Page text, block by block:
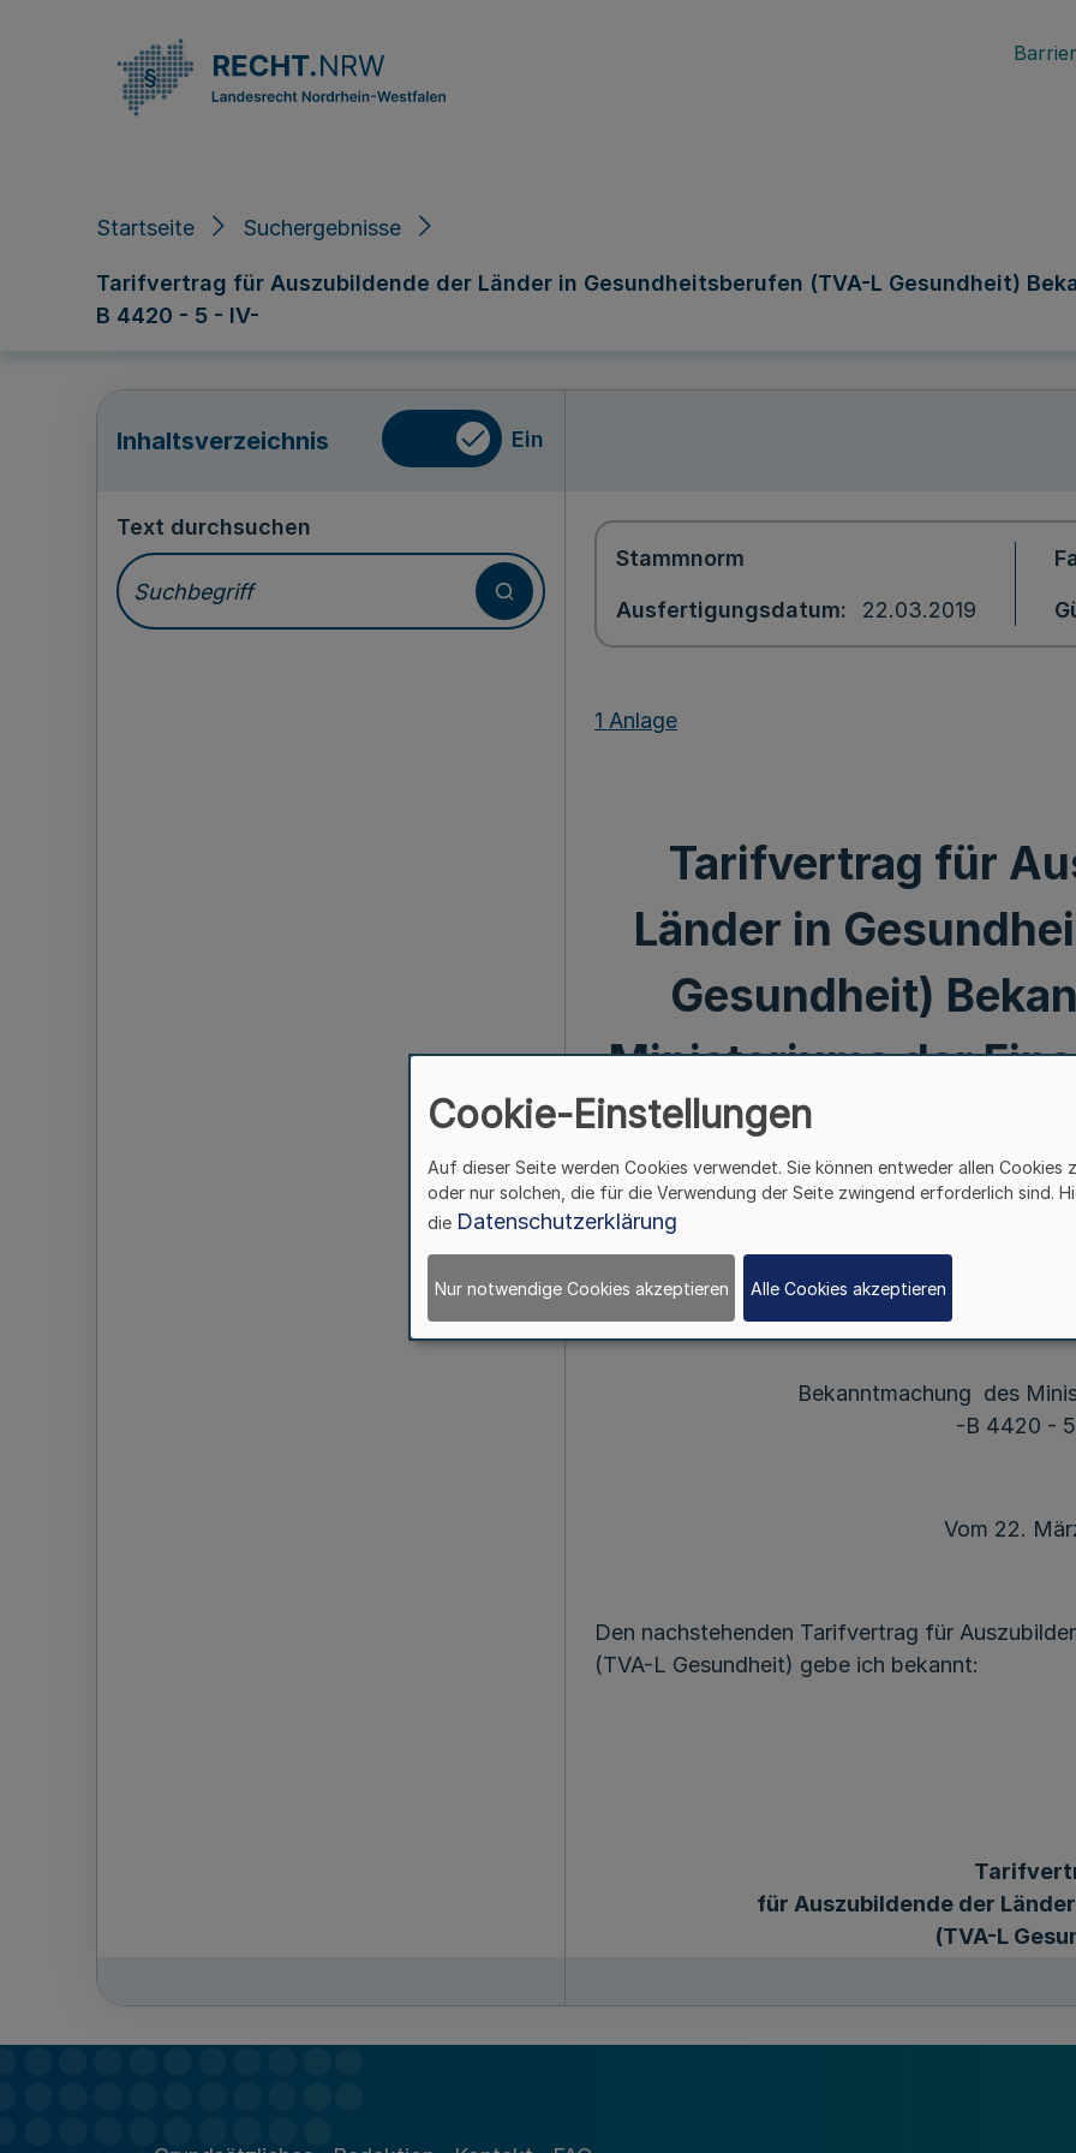
Startseite Suchergebnisse
Tarifvertrag für Auszubildende der Länder in Gesundheitsberufen (TVA-L Gesundheit)
B 4420 - 5 - IV-
Inhaltsverzeichnis Ein
Text durchsuchen
Stammnorm
Ausfertigungsdatum 22.03.2019
1 Anlage
Tarifvertrag für
Länder in
Gesundheit)
Ministeriums der
Mehr
für Auszubildende der
(TVA-L
Bekanntmachung des
-B 4420 -
Vom 22.
Den nachstehenden Tarifvertrag für
(TVA-L Gesundheit) gebe ich bekannt:
für Auszubildende der
(TVA-L
Vom 30.
Cookie-Einstellungen
Auf dieser Seite werden Cookies verwendet. Sie können entweder allen Cookies
oder nur solchen, die für die Verwendung der Seite zwingend erforderlich sind.
die Datenschutzerklärung
Nur notwendige Cookies akzeptieren Alle Cookies akzeptieren